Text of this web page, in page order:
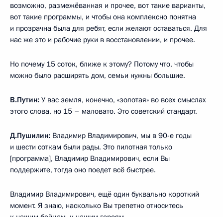
возможно, размежёванная и прочее, вот такие варианты,
вот такие программы, и чтобы она комплексно понятна
и прозрачна была для ребят, если желают оставаться. Для
нас же это и рабочие руки в восстановлении, и прочее.
Но почему 15 соток, ближе к этому? Потому что, чтобы
можно было расширять дом, семьи нужны большие.
В.Путин: У вас земля, конечно, «золотая» во всех смыслах
этого слова, но 15 – маловато. Это советский стандарт.
Д.Пушилин: Владимир Владимирович, мы в 90-е годы
и шести соткам были рады. Это пилотная только
[программа], Владимир Владимирович, если Вы
поддержите, тогда оно поедет всё быстрее.
Владимир Владимирович, ещё один буквально короткий
момент. Я знаю, насколько Вы трепетно относитесь